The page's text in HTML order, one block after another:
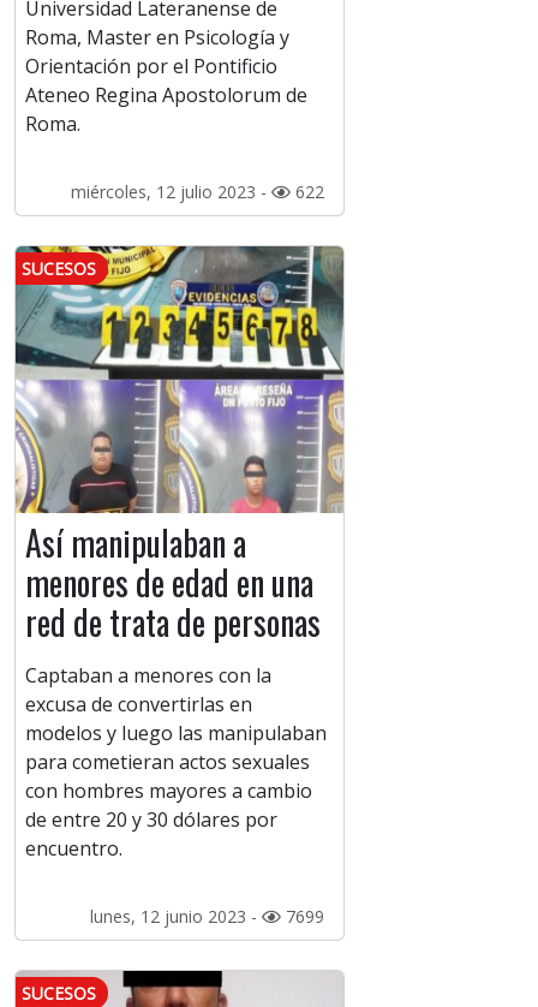
Universidad Lateranense de
Roma, Master en Psicología y
Orientación por el Pontificio
Ateneo Regina Apostolorum de
Roma.
miércoles, 12 julio 2023 - 622
SUCESOS
Así manipulaban a
menores de edad en una
red de trata de personas
Captaban a menores con la
excusa de convertirlas en
modelos y luego las manipulaban
para cometieran actos sexuales
con hombres mayores a cambio
de entre 20 y 30 dólares por
encuentro.
lunes, 12 junio 2023 - 7699
SUCESOS